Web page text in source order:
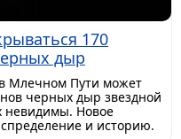
170
дыр
Млечном Пути может
черных дыр звездной
невидимы. Новое
и историю.